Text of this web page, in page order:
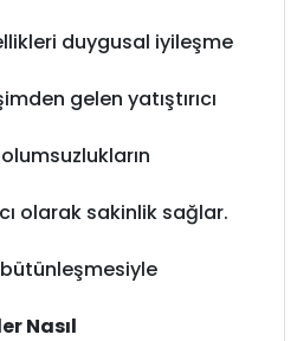
duygusal iyileşme
gelen yatıştırıcı
olarak sakinlik sağlar.
Nasıl